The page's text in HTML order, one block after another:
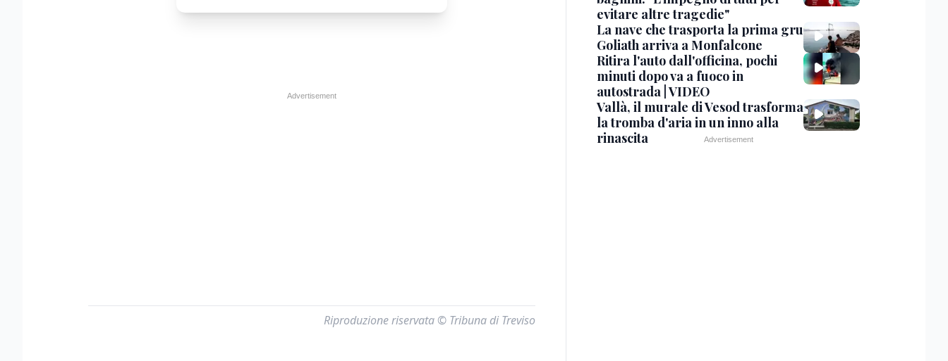
Riproduzione riservata © Tribuna di Treviso
evitare altre tragedie"
La nave che trasporta la prima gru
Goliath arriva a Monfalcone
Ritira l'auto dall'officina, pochi
minuti dopo va a fuoco in
autostrada | VIDEO
Vallà, il murale di Vesod trasforma
la tromba d'aria in un inno alla
rinascita